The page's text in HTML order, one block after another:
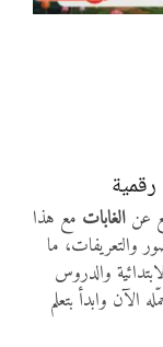
عن الغابات مع هذا
والتعريفات، ما
والدروس
الآن وابدأ بتعلم